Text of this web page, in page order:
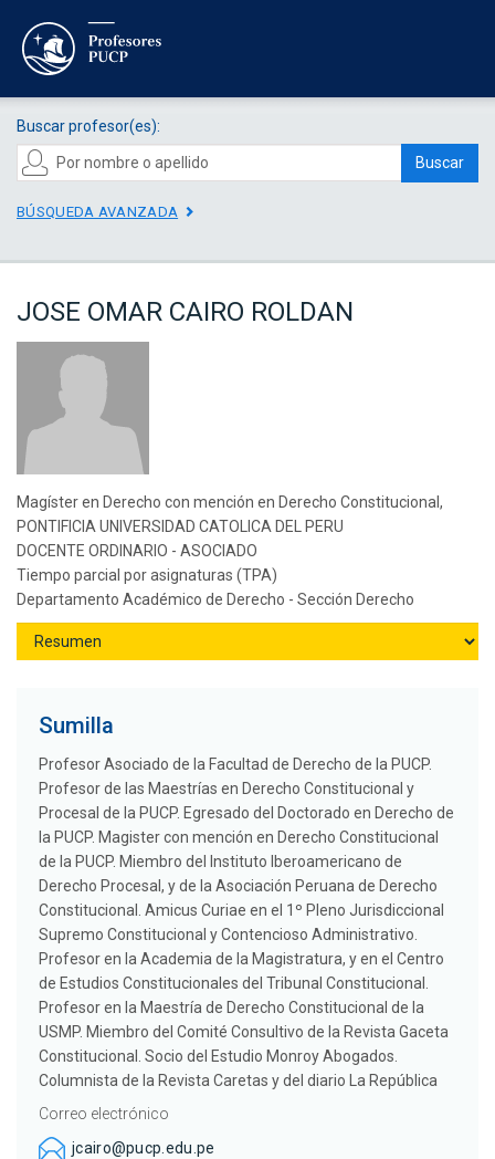
Buscar profesor(es):
Buscar
BÚSQUEDA AVANZADA
JOSE OMAR CAIRO ROLDAN
Magíster en Derecho con mención en Derecho Constitucional,
PONTIFICIA UNIVERSIDAD CATOLICA DEL PERU
DOCENTE ORDINARIO - ASOCIADO
Tiempo parcial por asignaturas (TPA)
Departamento Académico de Derecho - Sección Derecho
Sumilla
Profesor Asociado de la Facultad de Derecho de la PUCP.
Profesor de las Maestrías en Derecho Constitucional y
Procesal de la PUCP. Egresado del Doctorado en Derecho de
la PUCP. Magister con mención en Derecho Constitucional
de la PUCP. Miembro del Instituto Iberoamericano de
Derecho Procesal, y de la Asociación Peruana de Derecho
Constitucional. Amicus Curiae en el 1º Pleno Jurisdiccional
Supremo Constitucional y Contencioso Administrativo.
Profesor en la Academia de la Magistratura, y en el Centro
de Estudios Constitucionales del Tribunal Constitucional.
Profesor en la Maestría de Derecho Constitucional de la
USMP. Miembro del Comité Consultivo de la Revista Gaceta
Constitucional. Socio del Estudio Monroy Abogados.
Columnista de la Revista Caretas y del diario La República
Correo electrónico
jcairo@pucp.edu.pe